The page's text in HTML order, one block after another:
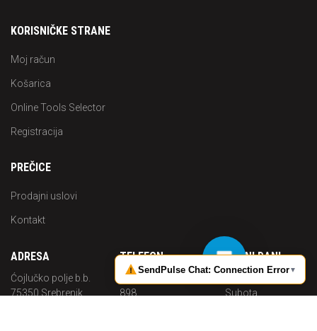
KORISNIČKE STRANE
Moj račun
Košarica
Online Tools Selector
Registracija
PREČICE
Prodajni uslovi
Kontakt
ADRESA
Ćojlučko polje b.b.
75350 Srebrenik
TELEFON
+387 (0) 35 644
898
RADNI DANI
Subota